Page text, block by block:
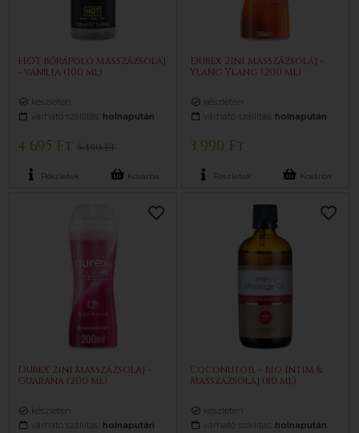
HOT bőrápoló masszázsolaj
- vanília (100 ml)
készleten
várható szállítás: holnapután
4 695 Ft5 490 Ft
Részletek Kosárba
Durex 2in1 masszázsolaj -
Ylang Ylang (200 ml)
készleten
várható szállítás: holnapután
3 990 Ft
Részletek Kosárba
Durex 2in1 masszázsolaj -
Guarana (200 ml)
készleten
várható szállítás: holnapután
Coconutoil - bio Intim &
Masszázsolaj (80 ml)
készleten
várható szállítás: holnapután